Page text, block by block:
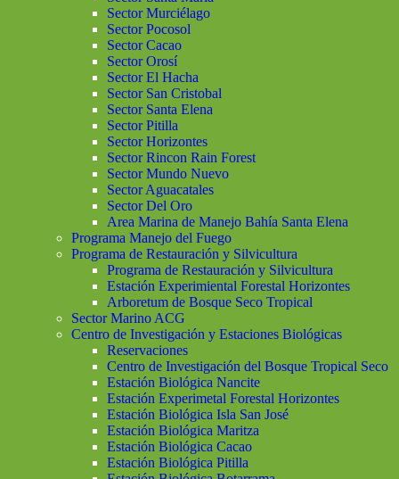
Sector Murciélago
Sector Pocosol
Sector Cacao
Sector Orosí
Sector El Hacha
Sector San Cristobal
Sector Santa Elena
Sector Pitilla
Sector Horizontes
Sector Rincon Rain Forest
Sector Mundo Nuevo
Sector Aguacatales
Sector Del Oro
Area Marina de Manejo Bahía Santa Elena
Programa Manejo del Fuego
Programa de Restauración y Silvicultura
Programa de Restauración y Silvicultura
Estación Experimiental Forestal Horizontes
Arboretum de Bosque Seco Tropical
Sector Marino ACG
Centro de Investigación y Estaciones Biológicas
Reservaciones
Centro de Investigación del Bosque Tropical Seco
Estación Biológica Nancite
Estación Experimetal Forestal Horizontes
Estación Biológica Isla San José
Estación Biológica Maritza
Estación Biológica Cacao
Estación Biológica Pitilla